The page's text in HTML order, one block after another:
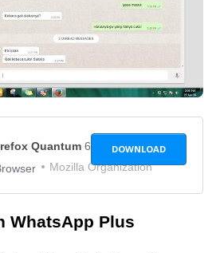
Quantum 66.0.1
Mozilla Organization
DOWNLOAD
WhatsApp Plus